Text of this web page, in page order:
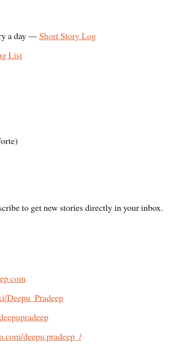
a day —Short Story Log
List
to get new stories directly in your inbox.
Deepu_Pradeep
deepu.pradeep_/